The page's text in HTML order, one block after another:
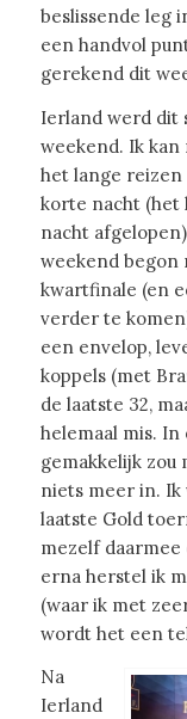
beslissende leg
een handvol
gerekend dit
Ierland werd dit
weekend. Ik
het lange reizen
korte nacht (het
nacht
weekend begon
kwartfinale (en
verder te
een envelop,
koppels (met
de laatste 32,
helemaal mis.
gemakkelijk zou
niets meer in.
laatste Gold
mezelf daarmee
erna herstel ik
(waar ik met
wordt het een
Na
Ierland